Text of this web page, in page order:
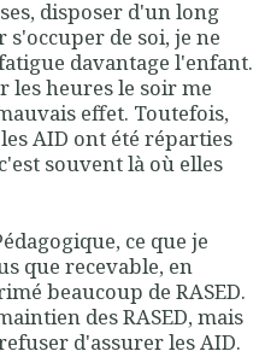
disposer d'un long
de soi, je ne
davantage l'enfant.
les heures le soir me
effet. Toutefois,
AID ont été réparties
souvent là où elles
ce que je
que recevable, en
beaucoup de RASED.
des RASED, mais
d'assurer les AID.